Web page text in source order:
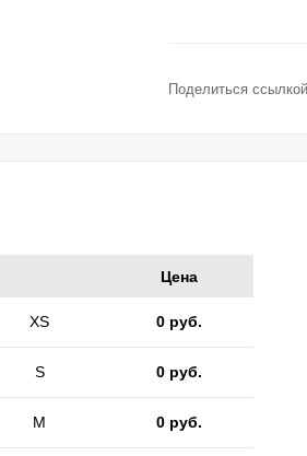
Поделиться
Цена
XS 0 руб.
S 0 руб.
M 0 руб.